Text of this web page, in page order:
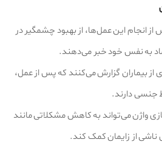
از انجام این عمل‌ها، از بهبود چشمگیر در
به نفس خود خبر می‌دهند.
از بیماران گزارش می‌کنند که پس از عمل،
جنسی دارند.
واژن می‌تواند به کاهش مشکلاتی مانند
ناشی از زایمان کمک کند.